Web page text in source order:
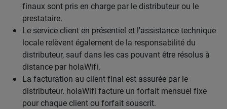
finaux sont pris en charge par le distributeur ou le
prestataire.
Le service client en présentiel et l'assistance technique
locale relèvent également de la responsabilité du
distributeur, sauf dans les cas pouvant être résolus à
distance par holaWifi.
La facturation au client final est assurée par le
distributeur. holaWifi facture un forfait mensuel fixe
pour chaque client ou forfait souscrit.